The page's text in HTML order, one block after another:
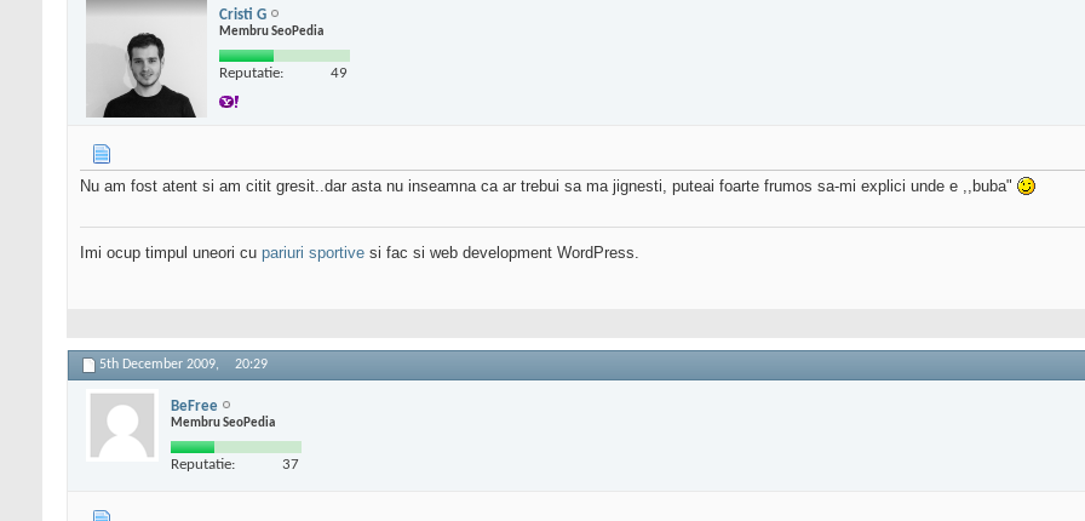
Cristi G
Membru SeoPedia
Reputatie: 49
Nu am fost atent si am citit gresit..dar asta nu inseamna ca ar trebui sa ma jignesti, puteai foarte frumos sa-mi explici unde e ,,buba"
Imi ocup timpul uneori cu pariuri sportive si fac si web development WordPress.
5th December 2009, 20:29
BeFree
Membru SeoPedia
Reputatie: 37